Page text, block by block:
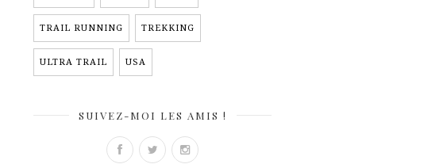
TRAIL RUNNING TREKKING
ULTRA TRAIL USA
SUIVEZ-MOI LES AMIS !